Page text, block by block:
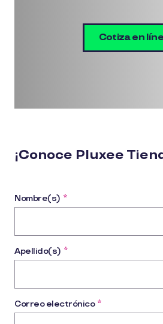
Cotiza en
¡Conoce Pluxee
Nombre(s) *
Apellido(s) *
Correo electrónico *